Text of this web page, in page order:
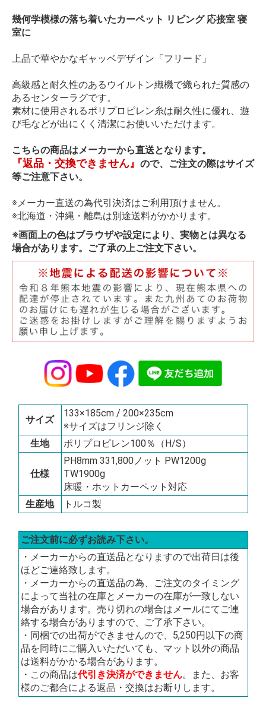
幾何学模様の落ち着いたカーペット リビング 応接室 寝
室に
上品で華やかなギャッベデザイン「フリード」
高級感と耐久性のあるウイルトン織機で織られた質感の
あるセンターラグです。
素材に使用されるポリプロピレン糸は耐久性に優れ、遊
び毛などが出にくく清潔にお使いいただけます。
こちらの商品はメーカーから直送となります。
『返品・交換できません』 ので、ご注文の際はサイズ
等ご注意下さい。
※メーカー直送の為代引決済はご利用頂けません。
※北海道・沖縄・離島は別途送料がかかります。
※画面上の色はブラウザや設定により、実物とは異なる
場合があります。ご了承の上ご注文下さい。
サイズ
133×185cm / 200×235cm
※サイズはフリンジ除く
生地
ポリプロピレン100％（H/S）
仕様
PH8mm 331,800ノット PW1200g
TW1900g
床暖・ホットカーペット対応
生産地
トルコ製
ご注文前に必ずお読み下さい。
・メーカーからの直送品となりますので出荷日は後
ほどご連絡致します。
・メーカーからの直送品の為、ご注文のタイミング
によって当社の在庫とメーカーの在庫が一致しない
場合があります。売り切れの場合はメールにてご連
絡する場合がありますので、ご了承下さい。
・同梱での出荷ができませんので、5,250円以下の商
品を同時にご購入いただいても、マット以外の商品
は送料がかかる場合があります。
・この商品は代引き決済ができません。また、お客
様のご都合による返品・交換はお断りします。